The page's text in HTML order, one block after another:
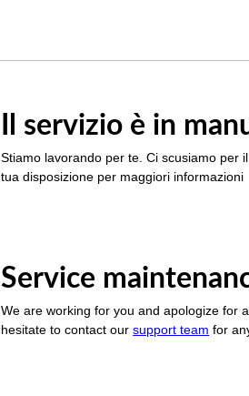
Il servizio è in
Stiamo lavorando per te. Ci scusiamo per
tua disposizione per maggiori informazioni
Service
We are working for you and apologize for
hesitate to contact oursupport team for